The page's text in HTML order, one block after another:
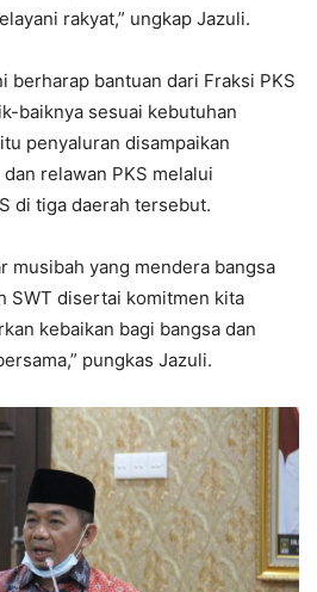
rakyat,” ungkap Jazuli.
berharap bantuan dari Fraksi PKS
baiknya sesuai kebutuhan
penyaluran disampaikan
relawan PKS melalui
di tiga daerah tersebut.
musibah yang mendera bangsa
SWT disertai komitmen kita
kebaikan bagi bangsa dan
pungkas Jazuli.